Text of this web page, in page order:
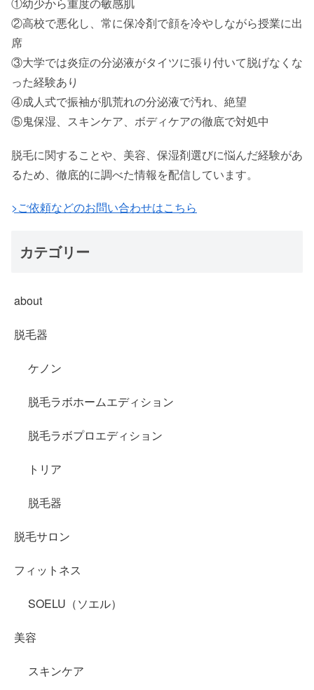
①幼少から重度の敏感肌
②高校で悪化し、常に保冷剤で顔を冷やしながら授業に出
席
③大学では炎症の分泌液がタイツに張り付いて脱げなくな
った経験あり
④成人式で振袖が肌荒れの分泌液で汚れ、絶望
⑤鬼保湿、スキンケア、ボディケアの徹底で対処中
脱毛に関することや、美容、保湿剤選びに悩んだ経験があ
るため、徹底的に調べた情報を配信しています。
>ご依頼などのお問い合わせはこちら
カテゴリー
about
脱毛器
ケノン
脱毛ラボホームエディション
脱毛ラボプロエディション
トリア
脱毛器
脱毛サロン
フィットネス
SOELU（ソエル）
美容
スキンケア